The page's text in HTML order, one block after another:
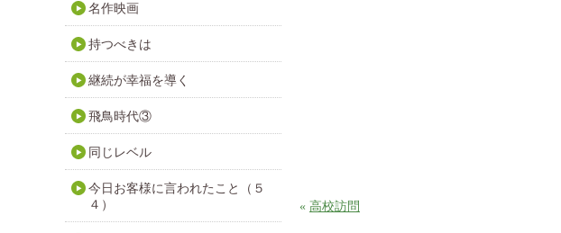
« 高校訪問
名作映画
持つべきは
継続が幸福を導く
飛鳥時代③
同じレベル
今日お客様に言われたこと（５
４）